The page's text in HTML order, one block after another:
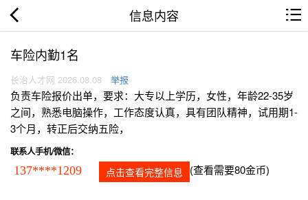
信息内容
车险内勤1名
长治人才网 2026.08.08 举报
负责车险报价出单，要求：大专以上学历，女性，年龄22-35岁
之间，熟悉电脑操作，工作态度认真，具有团队精神，试用期1-
3个月，转正后交纳五险，
联系人手机/微信：
137****1209 点击查看完整信息 (查看需要80金币)